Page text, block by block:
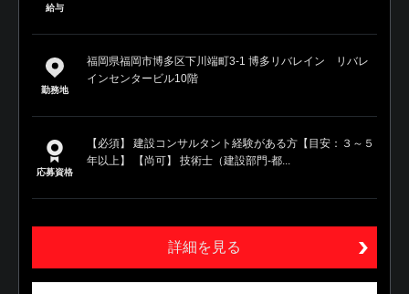
給与
勤務地
福岡県福岡市博多区下川端町3-1 博多リバレイン リバレ
インセンタービル10階
応募資格
【必須】 建設コンサルタント経験がある方【目安：３～５
年以上】 【尚可】 技術士（建設部門-都...
詳細を見る